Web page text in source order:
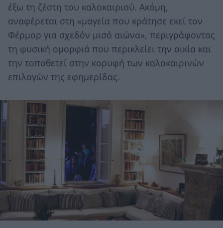
έξω τη ζέστη του καλοκαιριού. Ακόμη,
αναφέρεται στη «μαγεία που κράτησε εκεί τον
Φέρμορ για σχεδόν μισό αιώνα», περιγράφοντας
τη φυσική ομορφιά που περικλείει την οικία και
την τοποθετεί στην κορυφή των καλοκαιρινών
επιλογών της εφημερίδας.